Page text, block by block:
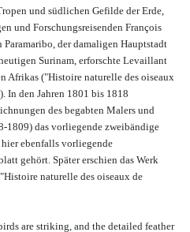
und südlichen Gefilde der Erde,
und Forschungsreisenden François
der damaligen Hauptstadt
Surinam, erforschte Levaillant
Afrikas ("Histoire naturelle des oiseaux
In den Jahren 1801 bis 1818
des begabten Malers und
1809) das vorliegende zweibändige
ebenfalls vorliegende
gehört. Später erschien das Werk
naturelle des oiseaux de
are striking, and the detailed feather